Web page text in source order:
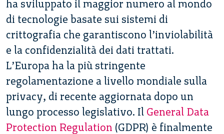
ha sviluppato il maggior numero al mondo
di tecnologie basate sui sistemi di
crittografia che garantiscono l’inviolabilità
e la confidenzialità dei dati trattati.
L’Europa ha la più stringente
regolamentazione a livello mondiale sulla
privacy, di recente aggiornata dopo un
lungo processo legislativo. Il General Data
Protection Regulation (GDPR) è finalmente